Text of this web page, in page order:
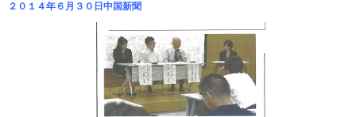
２０１４年６月３０日中国新聞